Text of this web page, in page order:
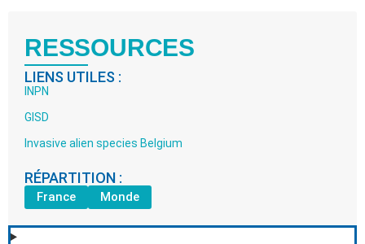
RESSOURCES
LIENS UTILES :
INPN
GISD
Invasive alien species Belgium
RÉPARTITION :
France Monde